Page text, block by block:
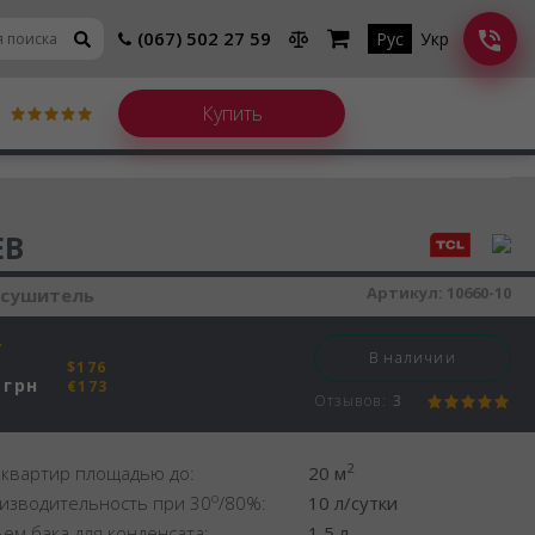
(067) 502 27 59 Рус Укр
воздуха
грн
$176
€173
В наличии
Отзывов: 3
Артикул: 10660-10
площадью до: 20 м2
при 30o/80%:
10 л/сутки